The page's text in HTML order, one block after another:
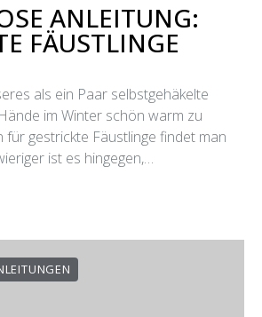
ANLEITUNG:
FÄUSTLINGE
als ein Paar selbstgehäkelte
im Winter schön warm zu
für gestrickte Fäustlinge findet man
ist es hingegen,…